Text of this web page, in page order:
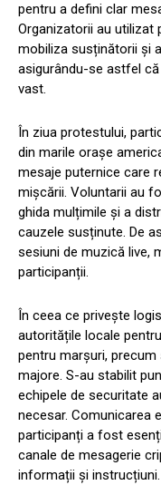
pentru a defini clar
Organizatorii au utilizat
mobiliza susținătorii și
asigurându-se astfel
vast.
În ziua protestului,
din marile orașe
mesaje puternice care
mișcării. Voluntarii au
ghida mulțimile și a
cauzele susținute. De
sesiuni de muzică live,
participanții.
În ceea ce privește
autoritățile locale
pentru marșuri,
majore. S-au stabilit
echipele de securitate
necesar. Comunicarea
participanți a fost
canale de mesagerie
informații și instrucțiuni.